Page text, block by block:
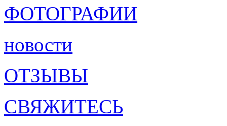
ФОТОГРАФИИ
новости
ОТЗЫВЫ
СВЯЖИТЕСЬ